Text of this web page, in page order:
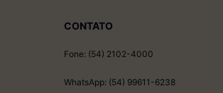
CONTATO
Fone: (54) 2102-4000
WhatsApp: (54) 99611-6238